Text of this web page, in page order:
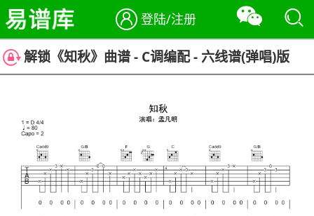
登陆/注册
解锁《知秋》曲谱 - C调编配 - 六线谱(弹唱)版